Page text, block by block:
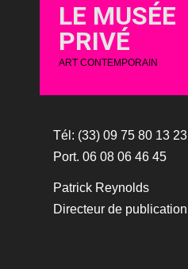
LE MUSÉE
PRIVÉ
ART CONTEMPORAIN
Tél: (33) 09 75 80 13 23
Port. 06 08 06 46 45
Patrick Reynolds
Directeur de publication